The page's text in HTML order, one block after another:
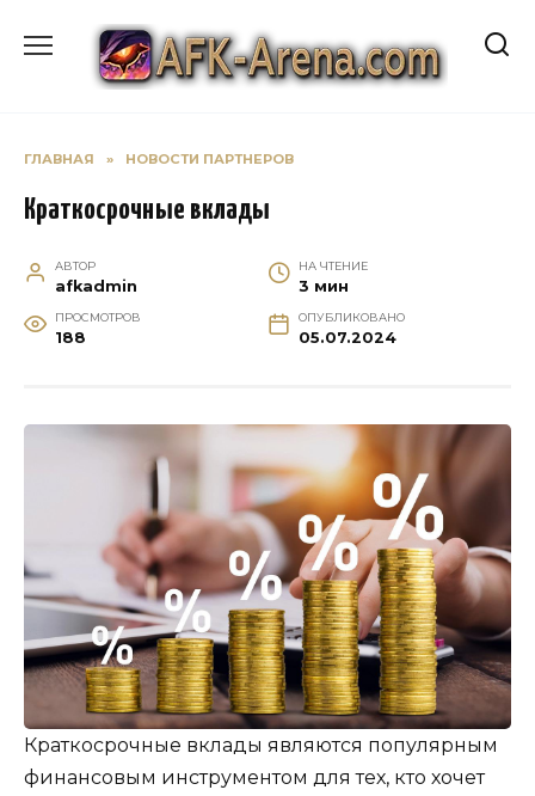
содержанию
ГЛАВНАЯ » НОВОСТИ ПАРТНЕРОВ
Краткосрочные вклады
АВТОР
afkadmin
НА ЧТЕНИЕ
3 мин
ПРОСМОТРОВ
188
ОПУБЛИКОВАНО
05.07.2024
Краткосрочные вклады являются популярным
финансовым инструментом для тех, кто хочет